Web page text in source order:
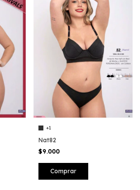
+1
Nat82
$9.000
Comprar